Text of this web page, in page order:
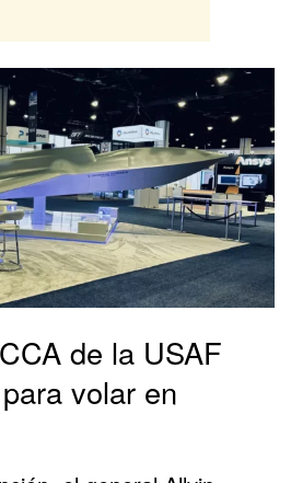
de la USAF
volar en